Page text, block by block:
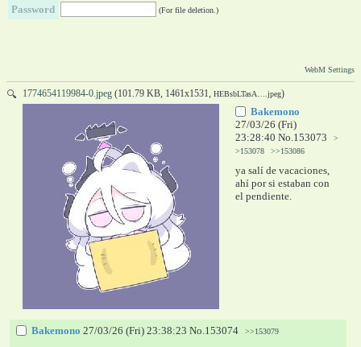
Password
(For file deletion.)
WebM Settings
🔍 1774654119984-0.jpeg (101.79 KB, 1461x1531, HEBsbLTasA….jpeg)
Bakemono
27/03/26 (Fri)
23:28:40 No. 153073
>
>153078
>>153086
ya salí de vacaciones,
ahí por si estaban con
el pendiente.
Bakemono 27/03/26 (Fri) 23:38:23 No.153074 >>153079